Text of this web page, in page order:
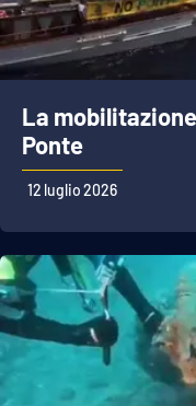
La
Ponte
12 luglio 2026